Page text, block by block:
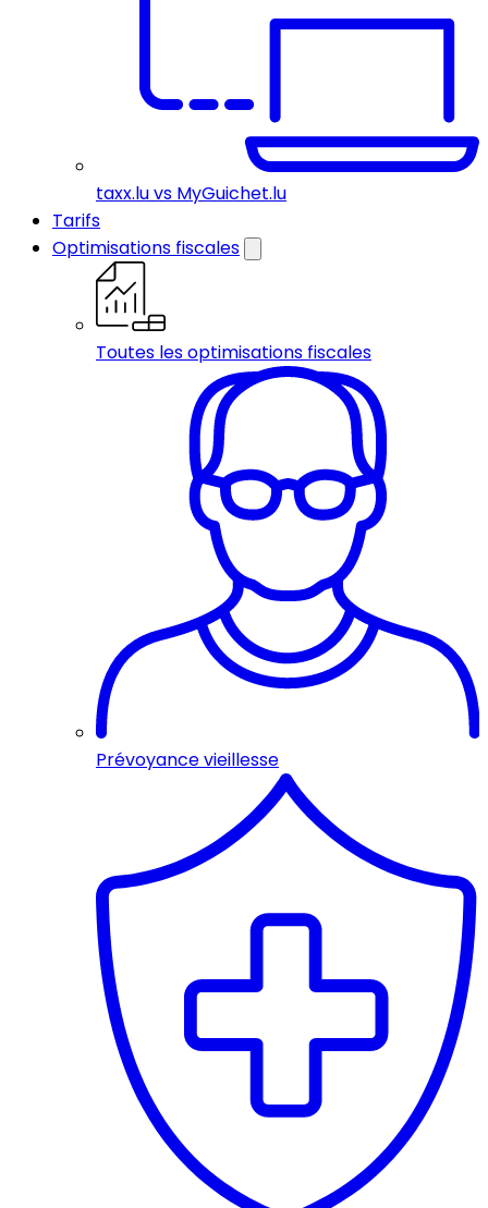
taxx.lu vs MyGuichet.lu
Tarifs
Optimisations fiscales
Toutes les optimisations fiscales
Prévoyance vieillesse